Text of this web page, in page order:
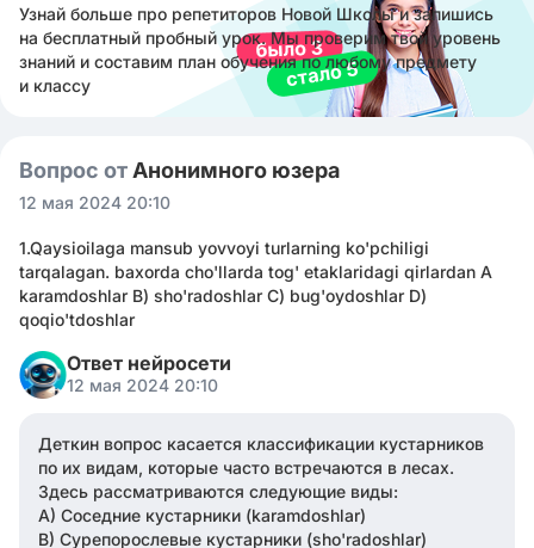
Узнай больше про репетиторов Новой Школы и запишись
на бесплатный пробный урок. Мы проверим твой уровень
знаний и составим план обучения по любому предмету
и классу
Вопрос от Анонимного юзера
12 мая 2024 20:10
1.Qaysioilaga mansub yovvoyi turlarning ko'pchiligi
tarqalagan. baxorda cho'llarda tog' etaklaridagi qirlardan A
karamdoshlar B) sho'radoshlar C) bug'oydoshlar D)
qoqio'tdoshlar
Ответ нейросети
12 мая 2024 20:10
Деткин вопрос касается классификации кустарников
по их видам, которые часто встречаются в лесах.
Здесь рассматриваются следующие виды:
A) Соседние кустарники (karamdoshlar)
B) Сурепорослевые кустарники (sho'radoshlar)